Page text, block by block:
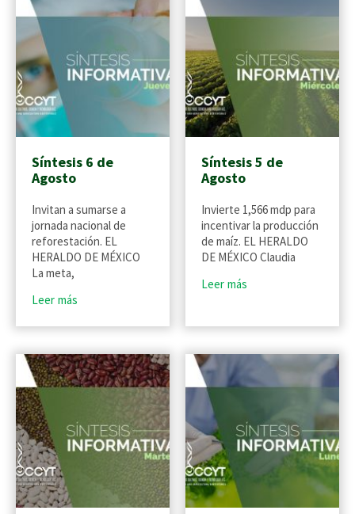
Síntesis 6 de
Agosto
Invitan a sumarse a
jornada nacional de
reforestación. EL
HERALDO DE MÉXICO
La meta,
Leer más
Síntesis 5 de
Agosto
Invierte 1,566 mdp para
incentivar la producción
de maíz. EL HERALDO
DE MÉXICO Claudia
Leer más